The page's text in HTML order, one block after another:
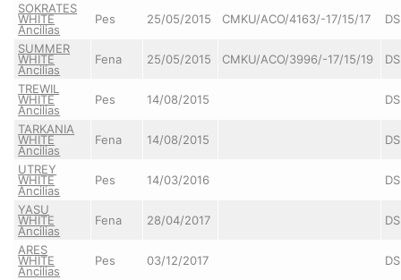
SOKRATES
WHITE
Ancilias
Pes 25/05/2015 CMKU/ACO/4163/-17/15/17 DS
SUMMER
WHITE
Ancilias
Fena 25/05/2015 CMKU/ACO/3996/-17/15/19 DS
TREWIL
WHITE
Ancilias
Pes 14/08/2015 DS
TARKANIA
WHITE
Ancilias
Fena 14/08/2015 DS
UTREY
WHITE
Ancilias
Pes 14/03/2016 DS
YASU
WHITE
Ancilias
Fena 28/04/2017 DS
ARES
WHITE
Ancilias
Pes 03/12/2017 DS